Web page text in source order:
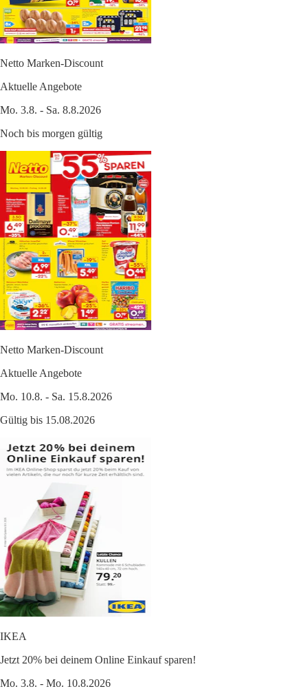
Netto Marken-Discount
Aktuelle Angebote
Mo. 3.8. - Sa. 8.8.2026
Noch bis morgen gültig
Netto Marken-Discount
Aktuelle Angebote
Mo. 10.8. - Sa. 15.8.2026
Gültig bis 15.08.2026
IKEA
Jetzt 20% bei deinem Online Einkauf sparen!
Mo. 3.8. - Mo. 10.8.2026